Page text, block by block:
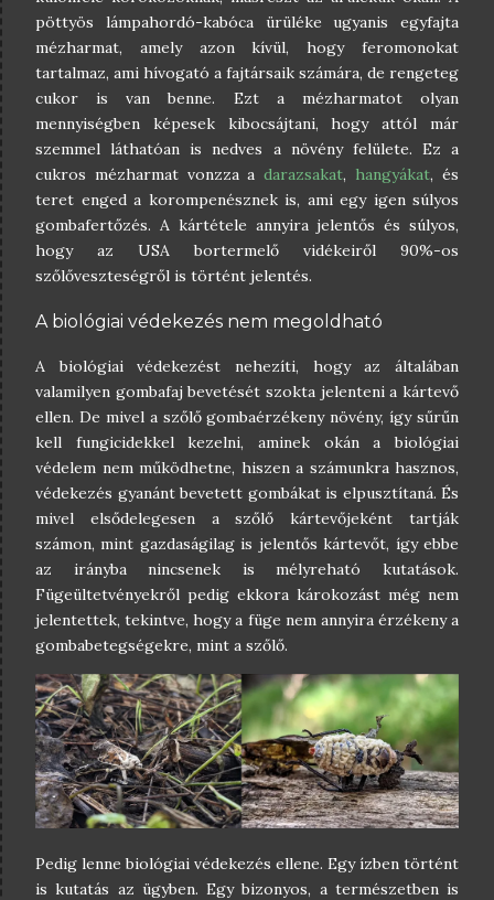
pöttyös lámpahordó-kabóca ürüléke ugyanis egyfajta
mézharmat, amely azon kívül, hogy feromonokat
tartalmaz, ami hívogató a fajtársaik számára, de rengeteg
cukor is van benne. Ezt a mézharmatot olyan
mennyiségben képesek kibocsájtani, hogy attól már
szemmel láthatóan is nedves a növény felülete. Ez a
cukros mézharmat vonzza adarazsakat, hangyákat, és
teret enged a korompenésznek is, ami egy igen súlyos
gombafertőzés. A kártétele annyira jelentős és súlyos,
hogy az USA bortermelő vidékeiről 90%-os
szőlőveszteségről is történt jelentés.
A biológiai védekezés nem megoldható
A biológiai védekezést nehezíti, hogy az általában
valamilyen gombafaj bevetését szokta jelenteni a kártevő
ellen. De mivel a szőlő gombaérzékeny növény, így sűrűn
kell fungicidekkel kezelni, aminek okán a biológiai
védelem nem működhetne, hiszen a számunkra hasznos,
védekezés gyanánt bevetett gombákat is elpusztítaná. És
mivel elsődelegesen a szőlő kártevőjeként tartják
számon, mint gazdaságilag is jelentős kártevőt, így ebbe
az irányba nincsenek is mélyreható kutatások.
Fügeültetvényekről pedig ekkora károkozást még nem
jelentettek, tekintve, hogy a füge nem annyira érzékeny a
gombabetegségekre, mint a szőlő.
Pedig lenne biológiai védekezés ellene. Egy ízben történt
is kutatás az ügyben. Egy bizonyos, a természetben is